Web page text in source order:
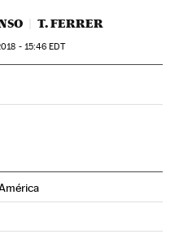
T. FERRER
- 15:46 EDT
Sociales
Twitter
en Instagram
Brasil en Facebook